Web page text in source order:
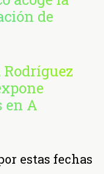
de
en A
estas fechas